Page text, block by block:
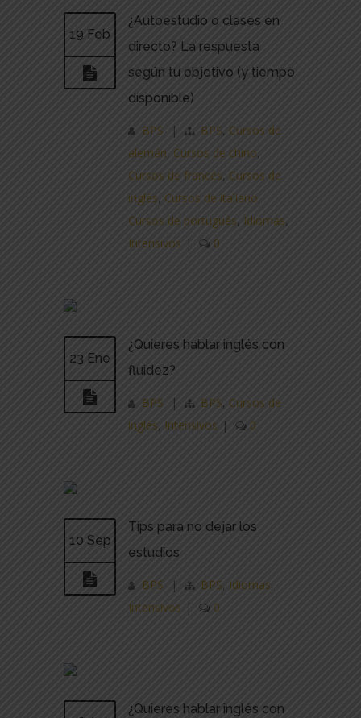
19 Feb
¿Autoestudio o clases en
directo? La respuesta
según tu objetivo (y tiempo
disponible)
BPS | BPS, Cursos de
alemán, Cursos de chino,
Cursos de francés, Cursos de
inglés, Cursos de italiano,
Cursos de portugués, Idiomas,
Intensivos | 0
23 Ene
¿Quieres hablar inglés con
fluidez?
BPS | BPS, Cursos de
inglés, Intensivos | 0
10 Sep
Tips para no dejar los
estudios
BPS | BPS, Idiomas,
Intensivos | 0
¿Quieres hablar inglés con